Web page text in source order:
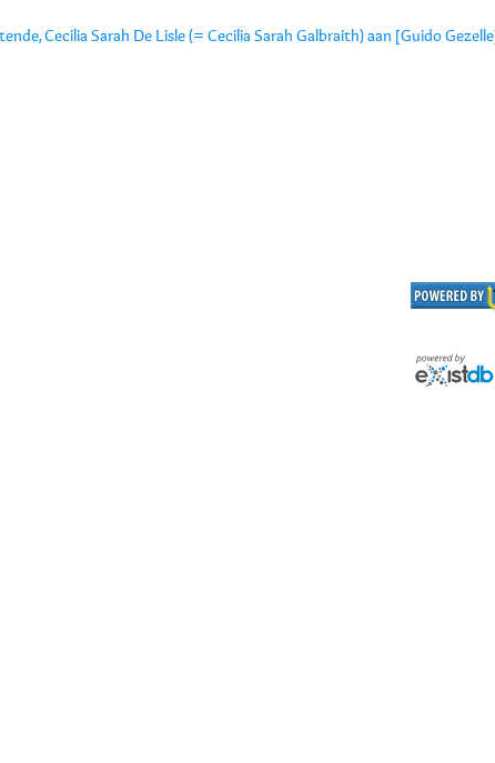
Cecilia Sarah De Lisle (= Cecilia Sarah Galbraith) aan [Guido Gezelle]